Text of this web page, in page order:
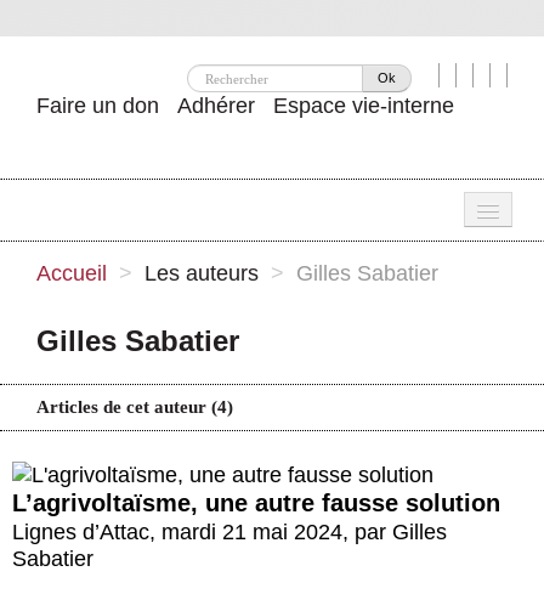
Ok
Faire un don Adhérer Espace vie-interne
Nos idées
Se mobiliser
Agenda
Actus et médias
Accueil > Les auteurs > Gilles Sabatier
Gilles Sabatier
Articles de cet auteur (4)
L’agrivoltaïsme, une autre fausse solution
Lignes d’Attac, mardi 21 mai 2024, par Gilles
Sabatier